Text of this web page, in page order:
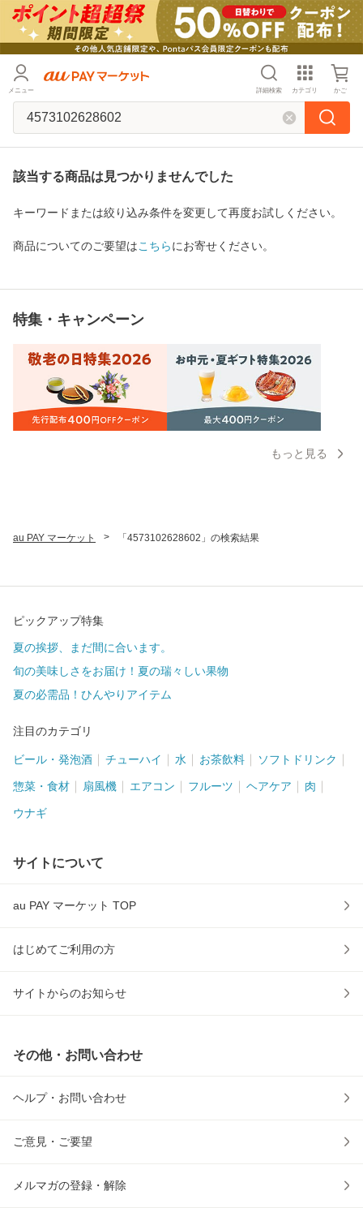
メニュー 詳細検索 カテゴリ かご
該当する商品は見つかりませんでした
キーワードまたは絞り込み条件を変更して再度お試しください。
商品についてのご要望はこちらにお寄せください。
特集・キャンペーン
もっと見る
au PAY マーケット > 「4573102628602」の検索結果
ピックアップ特集
夏の挨拶、まだ間に合います。
旬の美味しさをお届け！夏の瑞々しい果物
夏の必需品！ひんやりアイテム
注目のカテゴリ
ビール・発泡酒 チューハイ 水 お茶飲料 ソフトドリンク
惣菜・食材 扇風機 エアコン フルーツ ヘアケア 肉
ウナギ
サイトについて
au PAY マーケット TOP
はじめてご利用の方
サイトからのお知らせ
その他・お問い合わせ
ヘルプ・お問い合わせ
ご意見・ご要望
メルマガの登録・解除